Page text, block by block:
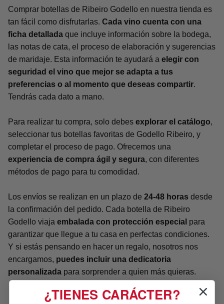
Comprar botellas de Ribeiro Godello en nuestra tienda es
tan fácil como disfrutarlas. Cada vino cuenta con una
ficha detallada que incluye información sobre la bodega,
las notas de cata, el proceso de elaboración y sugerencias
de maridaje. Esta información te ayudará a elegir con
seguridad el vino que mejor se adapta a tus
preferencias o al momento que deseas compartir.
Tendrás cada dato a mano.
Para realizar tu compra, solo debes explorar el catálogo,
seleccionar tus botellas favoritas de Godello Ribeiro, y
completar el proceso de pago. Ofrecemos una
experiencia de compra ágil y segura, con diferentes
métodos de pago para tu comodidad.
Los envíos se realizan en un plazo de 24-48 horas desde
la confirmación del pedido. Cada botella de Ribeiro
Godello viaja embalada con protección especial para
garantizar que llegue a tu casa en perfectas condiciones.
Y si estás pensando en hacer un regalo, nosotros nos
encargamos, puedes incluir una dedicatoria
personalizada para sorprender a quien más quieras.
¿TIENES CARÁCTER?